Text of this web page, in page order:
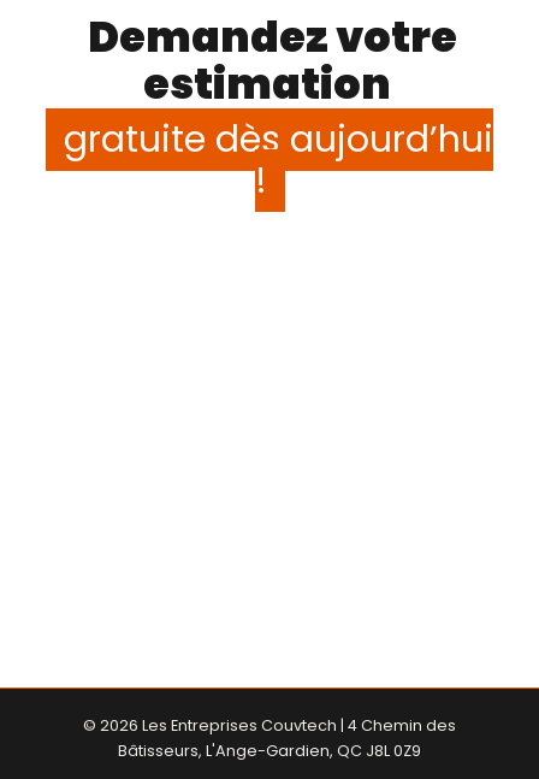
Demandez votre
estimation
gratuite dès aujourd’hui
!
© 2026 Les Entreprises Couvtech | 4 Chemin des
Bâtisseurs, L'Ange-Gardien, QC J8L 0Z9